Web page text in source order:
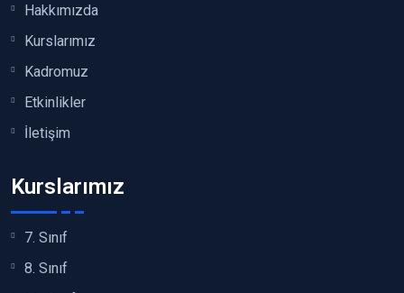
Hakkımızda
Kurslarımız
Kadromuz
Etkinlikler
İletişim
Kurslarımız
7. Sınıf
8. Sınıf